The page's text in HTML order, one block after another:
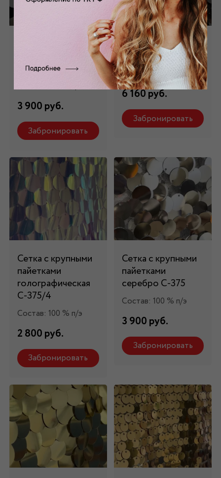
Сетка с крупными
пайетками черная
С-375
Состав: 100 % п/э
3 900 руб.
Забронировать
Шелк с пайетками
черный ШЛ-092
Состав: 100% шелк
6 160 руб.
Забронировать
Сетка с крупными
пайетками
голографическая
С-375/4
Состав: 100 % п/э
2 800 руб.
Забронировать
Сетка с крупными
пайетками
серебро С-375
Состав: 100 % п/э
3 900 руб.
Забронировать